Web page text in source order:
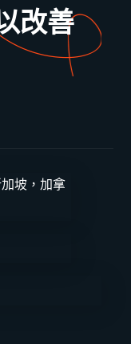
改善
坡，加拿